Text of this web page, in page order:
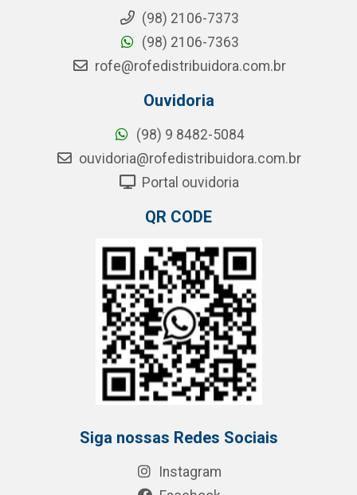
(98) 2106-7373
(98) 2106-7363
rofe@rofedistribuidora.com.br
Ouvidoria
(98) 9 8482-5084
ouvidoria@rofedistribuidora.com.br
Portal ouvidoria
QR CODE
Siga nossas Redes Sociais
Instagram